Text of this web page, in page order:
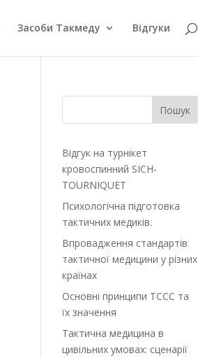
Засоби Такмеду Відгуки
Пошук
Відгук на турнікет
кровоспинний SІСH-
TOURNIQUЕT
Психологічна підготовка
тактичних медиків.
Впровадження стандартів
тактичної медицини у різних
країнах
Основні принципи TCCC та
їх значення
Тактична медицина в
цивільних умовах: сценарії